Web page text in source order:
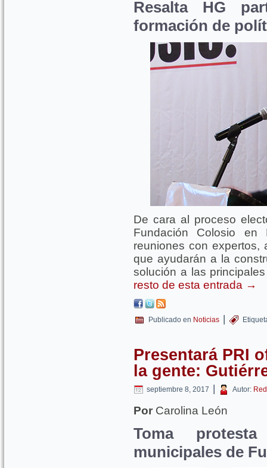
Resalta HG
formación de
De cara al proceso
Fundación Colosio en
reuniones con expertos,
que ayudarán a la
solución a las
resto de esta entrada →
Publicado en Noticias |
Presentará PRI
la gente:
septiembre 8, 2017 | Autor:
Por Carolina León
Toma
municipales de